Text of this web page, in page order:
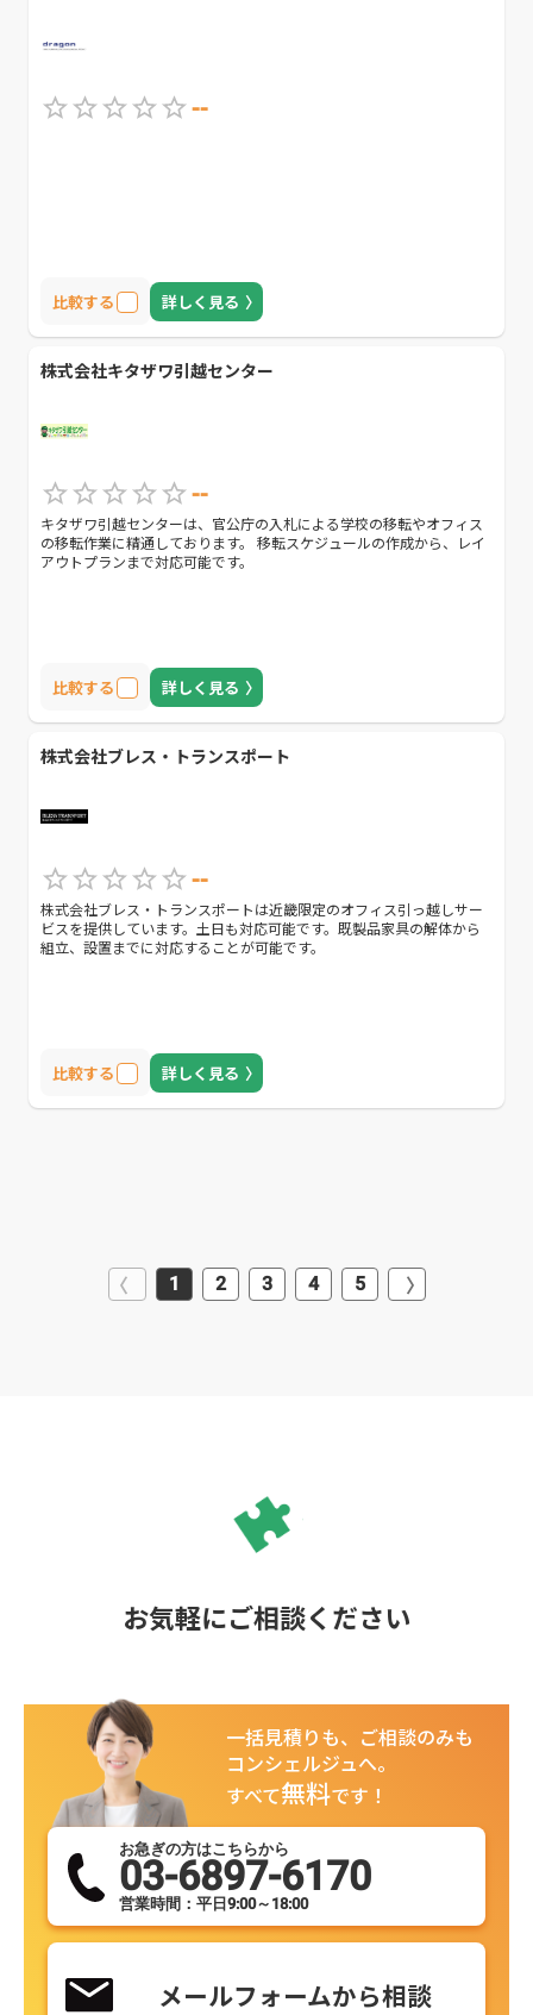
--
比較する 詳しく見る
株式会社キタザワ引越センター
--
キタザワ引越センターは、官公庁の入札による学校の移転やオフィス
の移転作業に精通しております。 移転スケジュールの作成から、レイ
アウトプランまで対応可能です。
比較する 詳しく見る
株式会社ブレス・トランスポート
--
株式会社ブレス・トランスポートは近畿限定のオフィス引っ越しサー
ビスを提供しています。土日も対応可能です。既製品家具の解体から
組立、設置までに対応することが可能です。
比較する 詳しく見る
1 2 3 4 5
お気軽にご相談ください
一括見積りも、ご相談のみも
コンシェルジュへ。
すべて無料です！
お急ぎの方はこちらから
03-6897-6170
営業時間：平日9:00～18:00
メールフォームから相談